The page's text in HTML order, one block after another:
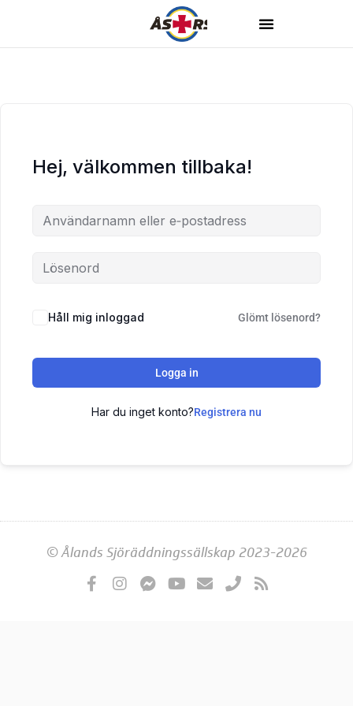
Hej, välkommen tillbaka!
Håll mig inloggad Glömt lösenord?
Logga in
Har du inget konto?Registrera nu
© Ålands Sjöräddningssällskap 2023-2026